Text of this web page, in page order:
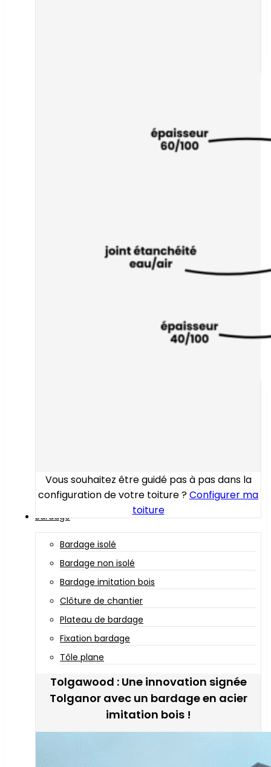
Vous souhaitez être guidé pas à pas dans la
configuration de votre toiture ?Configurer ma
toiture
Bardage
Bardage isolé
Bardage non isolé
Bardage imitation bois
Clôture de chantier
Plateau de bardage
Fixation bardage
Tôle plane
Tolgawood : Une innovation signée
Tolganor avec un bardage en acier
imitation bois !